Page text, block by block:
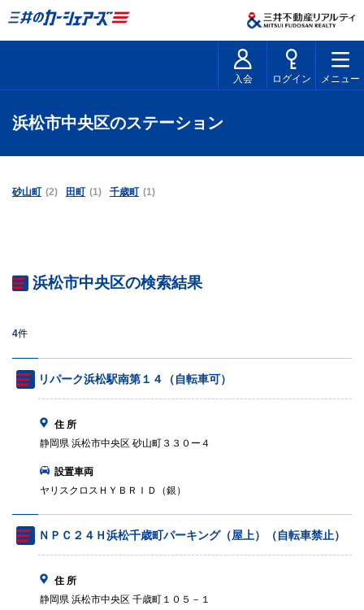
入会 ログイン メニュー
浜松市中央区のステーション
砂山町 (2) 田町 (1) 千歳町 (1)
浜松市中央区の検索結果
4件
リパーク浜松駅南第１４（自転車可）
住 所
静岡県 浜松市中央区 砂山町３３０ー４
設置車両
ヤリスクロスＨＹＢＲＩＤ（銀）
ＮＰＣ２４Ｈ浜松千歳町パーキング（屋上）（自転車禁止）
住 所
静岡県 浜松市中央区 千歳町１０５－１